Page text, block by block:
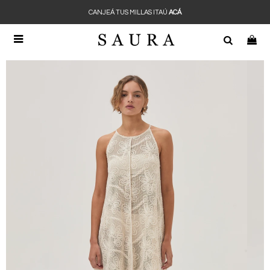

CANJEÁ TUS MILLAS ITAÚ ACÁ